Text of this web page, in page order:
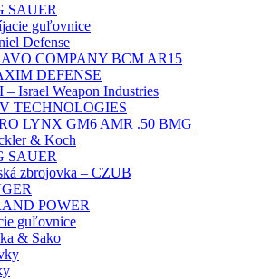
SAUER
guľovnice
Defense
COMPANY BCM AR15
DEFENSE
– Israel Weapon Industries
TECHNOLOGIES
LYNX GM6 AMR .50 BMG
& Koch
SAUER
zbrojovka – CZUB
POWER
guľovnice
& Sako